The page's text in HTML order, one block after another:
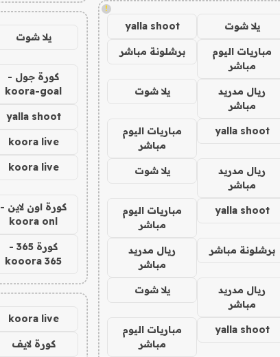
!
يلا شوت yalla shoot
مباريات اليوم
مباشر
برشلونة مباشر
ريال مدريد
مباشر
يلا شوت
yalla shoot
مباريات اليوم
مباشر
ريال مدريد
مباشر
يلا شوت
yalla shoot
مباريات اليوم
مباشر
برشلونة مباشر
ريال مدريد
مباشر
ريال مدريد
مباشر
يلا شوت
yalla shoot
مباريات اليوم
مباشر
يلا شوت
كورة جول -
koora-goal
yalla shoot
koora live
koora live
كورة اون لاين -
koora onl
كورة 365 -
kooora 365
koora live
كورة لايف